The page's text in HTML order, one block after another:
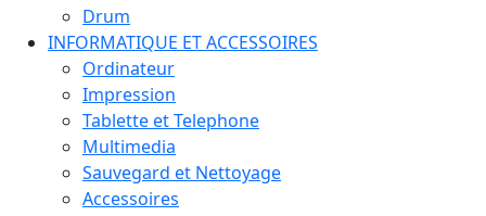
Drum
INFORMATIQUE ET ACCESSOIRES
Ordinateur
Impression
Tablette et Telephone
Multimedia
Sauvegard et Nettoyage
Accessoires